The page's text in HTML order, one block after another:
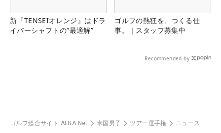
新『TENSEIオレンジ』はドラ
イバーシャフトの“最適解”
ゴルフの熱狂を、つくる仕
事。｜スタッフ募集中
Recommended by
ゴルフ総合サイト ALBA Net 米国男子 ツアー選手権 ニュース